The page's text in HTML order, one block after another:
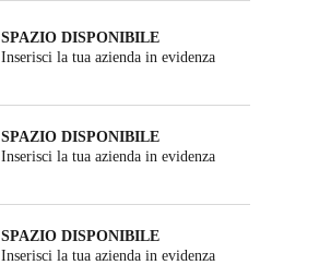
SPAZIO DISPONIBILE
Inserisci la tua azienda in evidenza
SPAZIO DISPONIBILE
Inserisci la tua azienda in evidenza
SPAZIO DISPONIBILE
Inserisci la tua azienda in evidenza